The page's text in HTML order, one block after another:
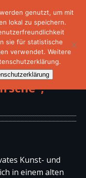
Kunst- und
in einem alten
genutzt, um mit
lokal zu speichern.
sie für statistische
verwendet. Weitere